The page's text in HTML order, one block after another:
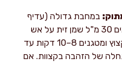
במחבת גדולה (עדיף
בקוטר 28 ס"מ) מחממים 30 מ"ל שמן זית על אש
בינונית. מוסיפים בצל קצוץ ומטגנים 8–10 דקות עד
של הזהבה בקצוות. אם